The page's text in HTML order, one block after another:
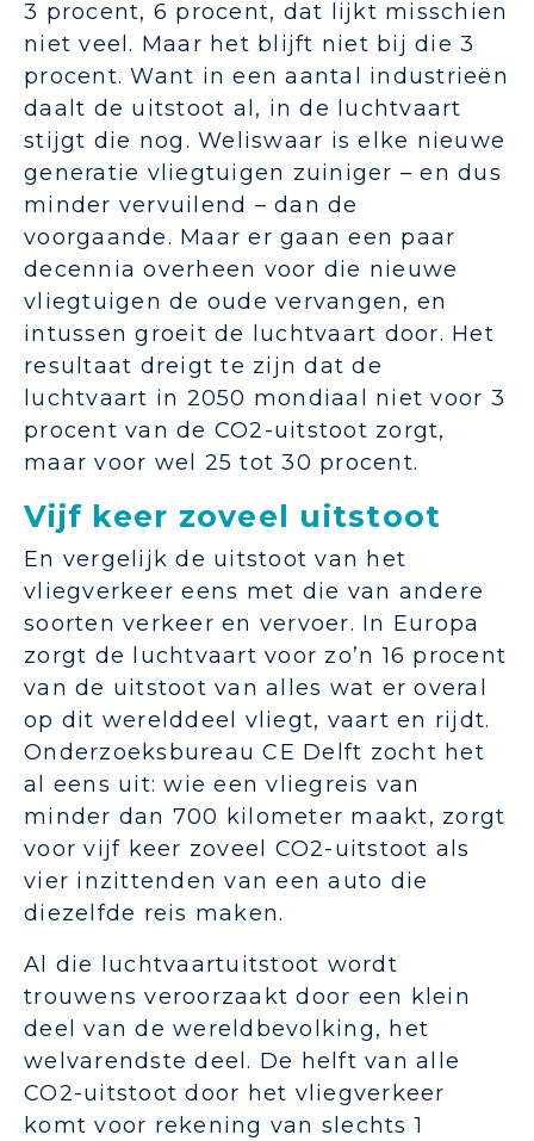
3 procent, 6 procent, dat lijkt misschien
niet veel. Maar het blijft niet bij die 3
procent. Want in een aantal industrieën
daalt de uitstoot al, in de luchtvaart
stijgt die nog. Weliswaar is elke nieuwe
generatie vliegtuigen zuiniger – en dus
minder vervuilend – dan de
voorgaande. Maar er gaan een paar
decennia overheen voor die nieuwe
vliegtuigen de oude vervangen, en
intussen groeit de luchtvaart door. Het
resultaat dreigt te zijn dat de
luchtvaart in 2050 mondiaal niet voor 3
procent van de CO2-uitstoot zorgt,
maar voor wel 25 tot 30 procent.
Vijf keer zoveel uitstoot
En vergelijk de uitstoot van het
vliegverkeer eens met die van andere
soorten verkeer en vervoer. In Europa
zorgt de luchtvaart voor zo’n 16 procent
van de uitstoot van alles wat er overal
op dit werelddeel vliegt, vaart en rijdt.
Onderzoeksbureau CE Delft zocht het
al eens uit: wie een vliegreis van
minder dan 700 kilometer maakt, zorgt
voor vijf keer zoveel CO2-uitstoot als
vier inzittenden van een auto die
diezelfde reis maken.
Al die luchtvaartuitstoot wordt
trouwens veroorzaakt door een klein
deel van de wereldbevolking, het
welvarendste deel. De helft van alle
CO2-uitstoot door het vliegverkeer
komt voor rekening van slechts 1